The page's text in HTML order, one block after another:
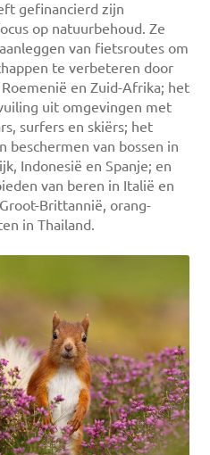
gefinancierd zijn
op natuurbehoud. Ze
van fietsroutes om
te verbeteren door
en Zuid-Afrika; het
uit omgevingen met
surfers en skiërs; het
beschermen van bossen in
Indonesië en Spanje; en
van beren in Italië en
Brittannië, orang-
in Thailand.